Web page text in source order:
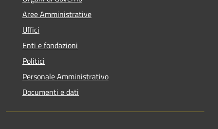
Aree Amministrative
Uffici
Enti e fondazioni
Politici
Personale Amministrativo
Documenti e dati